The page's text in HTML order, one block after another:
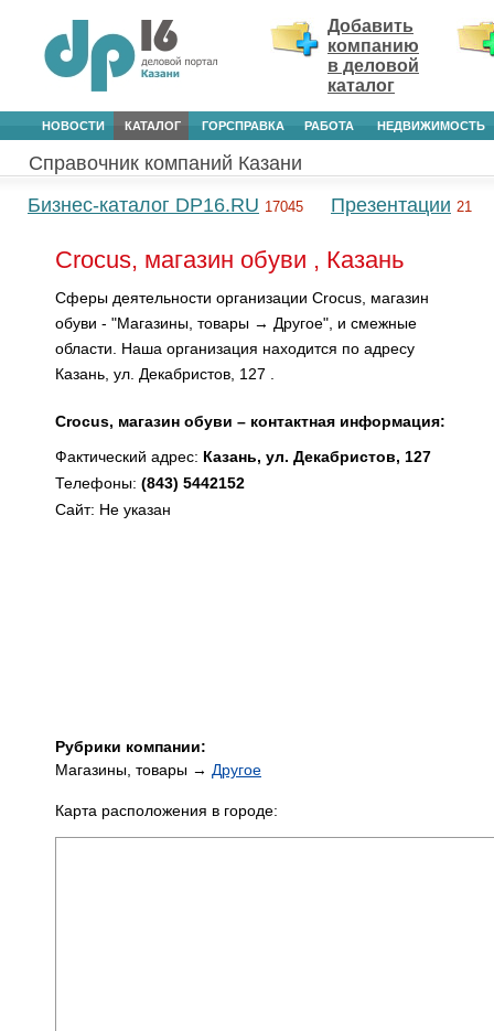
Добавить
компанию
в деловой
каталог
НОВОСТИ КАТАЛОГ ГОРСПРАВКА РАБОТА НЕДВИЖИМОСТЬ
Справочник компаний Казани
Бизнес-каталог DP16.RU 17045 Презентации 21
Crocus, магазин обуви , Казань
Сферы деятельности организации Crocus, магазин
обуви - "Магазины, товары → Другое", и смежные
области. Наша организация находится по адресу
Казань, ул. Декабристов, 127 .
Crocus, магазин обуви – контактная информация:
Фактический адрес: Казань, ул. Декабристов, 127
Телефоны: (843) 5442152
Сайт: Не указан
Рубрики компании:
Магазины, товары → Другое
Карта расположения в городе: